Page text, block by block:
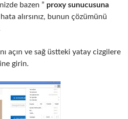
bazen ” proxy sunucusuna
alırsınız, bunun çözümünü
açın ve sağ üstteki yatay cizgilere
girin.